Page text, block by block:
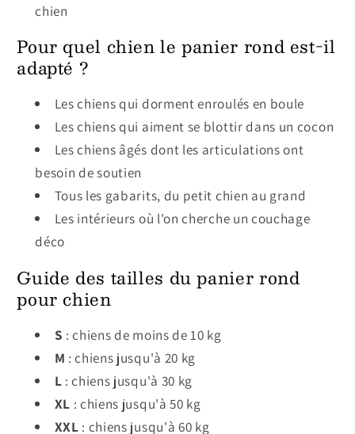
chien
Pour quel chien le panier rond est-il
adapté ?
Les chiens qui dorment enroulés en boule
Les chiens qui aiment se blottir dans un cocon
Les chiens âgés dont les articulations ont
besoin de soutien
Tous les gabarits, du petit chien au grand
Les intérieurs où l'on cherche un couchage
déco
Guide des tailles du panier rond
pour chien
S : chiens de moins de 10 kg
M : chiens jusqu'à 20 kg
L : chiens jusqu'à 30 kg
XL : chiens jusqu'à 50 kg
XXL : chiens jusqu'à 60 kg